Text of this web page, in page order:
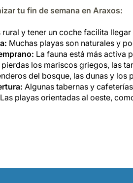
tu fin de semana en Araxos:
rural y tener un coche facilita
Muchas playas son naturales y
La fauna está más activa
pierdas los mariscos griegos, las
del bosque, las dunas y
Algunas tabernas y
Las playas orientadas al oeste,